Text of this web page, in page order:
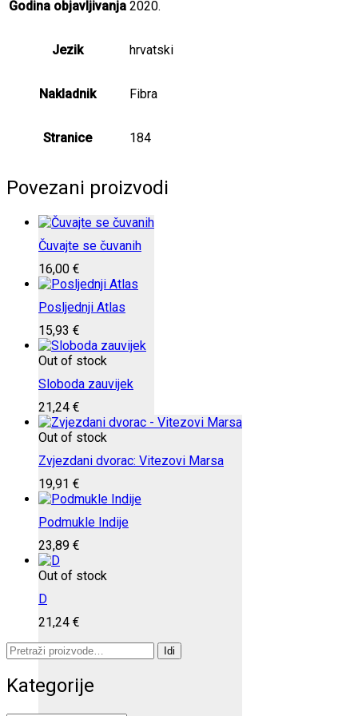
Godina objavljivanja 2020.
Jezik hrvatski
Nakladnik Fibra
Stranice 184
Povezani proizvodi
Čuvajte se čuvanih
16,00 €
Posljednji Atlas
15,93 €
Out of stock
Sloboda zauvijek
21,24 €
Out of stock
Zvjezdani dvorac: Vitezovi Marsa
19,91 €
Podmukle Indije
23,89 €
Out of stock
D
21,24 €
Pretraži:
Idi
Kategorije